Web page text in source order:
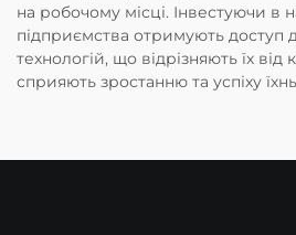
на робочому місці. Інвестуючи в
підприємства отримують доступ
технологій, що відрізняють їх від
сприяють зростанню та успіху